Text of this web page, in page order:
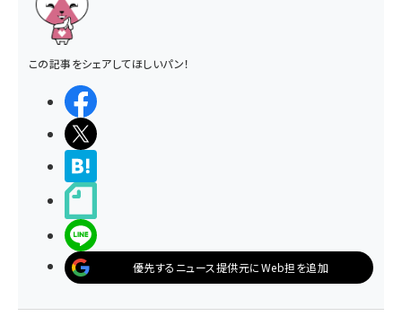
この記事をシェアしてほしいパン！
優先するニュース提供元にWeb担を追加